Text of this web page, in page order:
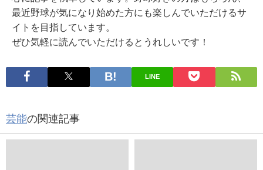
最近野球が気になり始めた方にも楽しんでいただけるサ
イトを目指しています。
ぜひ気軽に読んでいただけるとうれしいです！
LINE
芸能の関連記事